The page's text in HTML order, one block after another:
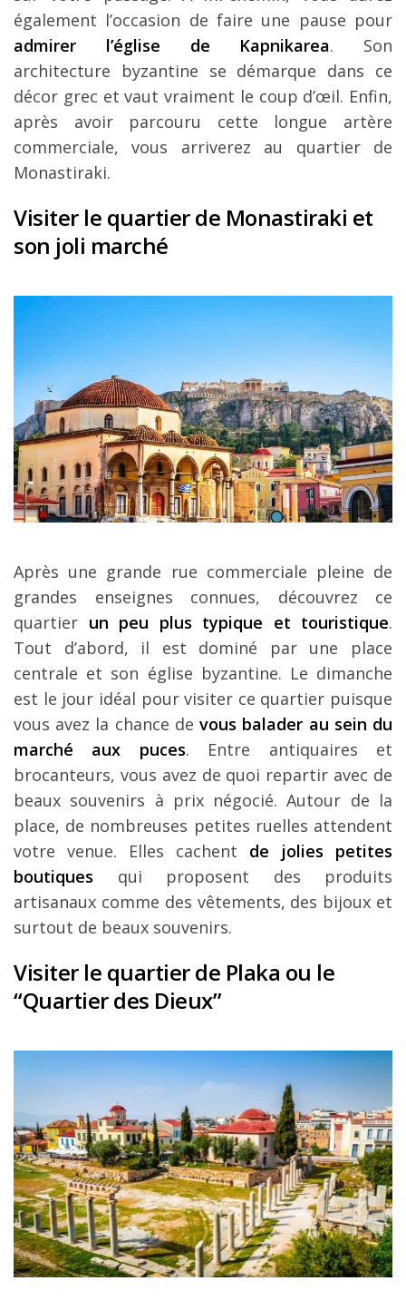
également l’occasion de faire une pause pour
admirer l’église de Kapnikarea. Son
architecture byzantine se démarque dans ce
décor grec et vaut vraiment le coup d’œil. Enfin,
après avoir parcouru cette longue artère
commerciale, vous arriverez au quartier de
Monastiraki.
Visiter le quartier de Monastiraki et
son joli marché
Après une grande rue commerciale pleine de
grandes enseignes connues, découvrez ce
quartier un peu plus typique et touristique.
Tout d’abord, il est dominé par une place
centrale et son église byzantine. Le dimanche
est le jour idéal pour visiter ce quartier puisque
vous avez la chance devous balader au sein du
marché aux puces. Entre antiquaires et
brocanteurs, vous avez de quoi repartir avec de
beaux souvenirs à prix négocié. Autour de la
place, de nombreuses petites ruelles attendent
votre venue. Elles cachent de jolies petites
boutiques qui proposent des produits
artisanaux comme des vêtements, des bijoux et
surtout de beaux souvenirs.
Visiter le quartier de Plaka ou le
“Quartier des Dieux”